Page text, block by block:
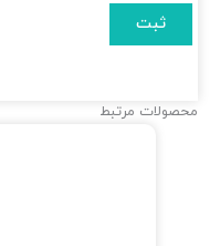
مرتبط